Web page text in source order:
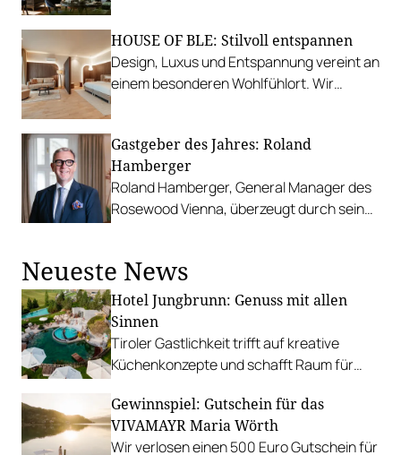
HOUSE OF BLE: Stilvoll entspannen
Design, Luxus und Entspannung vereint an
einem besonderen Wohlfühlort. Wir
Gastgeber des Jahres: Roland
Hamberger
Roland Hamberger, General Manager des
Rosewood Vienna, überzeugt durch sein
Neueste News
Hotel Jungbrunn: Genuss mit allen
Sinnen
Tiroler Gastlichkeit trifft auf kreative
Küchenkonzepte und schafft Raum für
Gewinnen Sie eine Auszeit in Tannheim.
Gewinnspiel: Gutschein für das
VIVAMAYR Maria Wörth
Wir verlosen einen 500 Euro Gutschein für